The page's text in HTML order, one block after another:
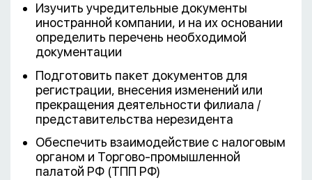
Изучить учредительные документы
иностранной компании, и на их основании
определить перечень необходимой
документации
Подготовить пакет документов для
регистрации, внесения изменений или
прекращения деятельности филиала /
представительства нерезидента
Обеспечить взаимодействие с налоговым
органом и Торгово-промышленной
палатой РФ (ТПП РФ)